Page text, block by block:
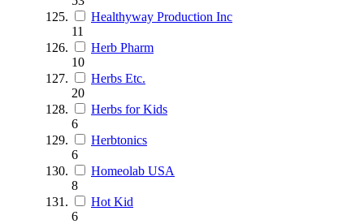
Healthyway Production Inc
11
Herb Pharm
10
Herbs Etc.
20
Herbs for Kids
6
Herbtonics
6
Homeolab USA
8
Hot Kid
6